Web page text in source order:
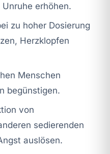
erhöhen.
zu hoher Dosierung
Herzklopfen
Menschen
begünstigen.
von
sedierenden
auslösen.